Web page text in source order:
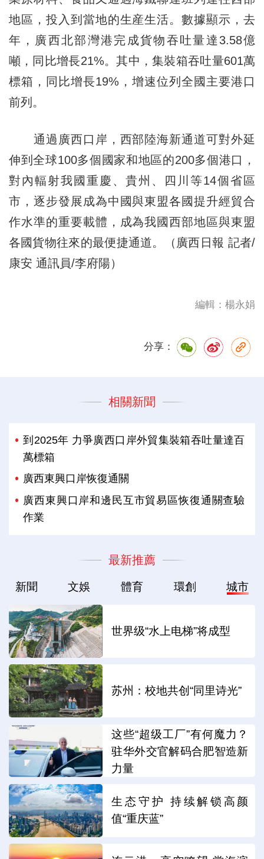
地區，投入到當地的生産生活。數據顯示，去
年，廣西北部灣港完成貨物吞吐量達3.58億
噸，同比增長21%。其中，集裝箱吞吐量601萬
標箱，同比增長19%，增速位列全國主要港口
前列。
通過廣西口岸，西部陸海新通道可對外延
伸到全球100多個國家和地區的200多個港口，
對內輻射我國重慶、貴州、四川等14個省區
市，逐步發展成為中國與東盟各國提升經貿合
作水準的重要載體，成為我國西部地區與東盟
各國貨物往來的最便捷通道。（廣西日報 記者/
康安 通訊員/李府陽）
編輯：楊永娟
分享：
相關新聞
到2025年 力爭廣西口岸外貿集裝箱吞吐量達百
萬標箱
廣西東興口岸恢復通關
廣西東興口岸和邊民互市貿易區恢復通關查驗
作業
最新推薦
新聞 文娛 體育 環創 城市
世界级“水上电梯”将成型
苏州：校地共创“同里诗光”
这些“超级工厂”有何魔力？
驻华外交官解码合肥智造新
力量
生态守护 持续解锁高颜
值“重庆蓝”